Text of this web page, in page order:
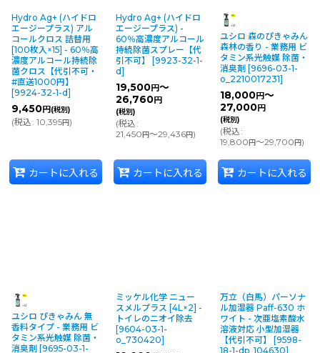
Hydro Ag+ (ハイドロ
エージープラス) アル
コールクロス 詰替用
[100枚入×15] - 60％高
濃度アルコール持続除
菌クロス【代引不可・
#直送1000円】
[9924-32-1-d]
9,450円 (税別)
(税込: 10,395円)
カートに入れる
Hydro Ag+ (ハイドロ
エージープラス) -
60％高濃度アルコール
持続除菌スプレー【代
引不可】
[9923-32-1-
d]
19,500円～
26,760円
(税別)
(税込:
21,450円～29,436円)
カートに入れる
ユシロ 森のぴきゃみん
森林の香り - 業務用 ビ
タミン系光触媒 除菌・
消臭剤 [9696-03-1-
o_2210017231]
18,000円～
27,000円
(税別)
(税込:
19,800 円～29,700 円)
カートに入れる
ユシロ ぴきゃみん 無
香料タイプ - 業務用 ビ
タミン系光触媒 除菌・
消臭剤 [9695-03-1-
ミッケル化学 ニュー
スメルプラス [4L×2] -
トイレのニオイ除去
[9604-03-1-
o_730420]
万立（白馬）パーソナ
ル加湿器 Paff-630 ホ
ワイト - 次亜塩素酸水
溶液対応 小型加湿器
【代引不可】
[9598-
18-1-dp_104630]